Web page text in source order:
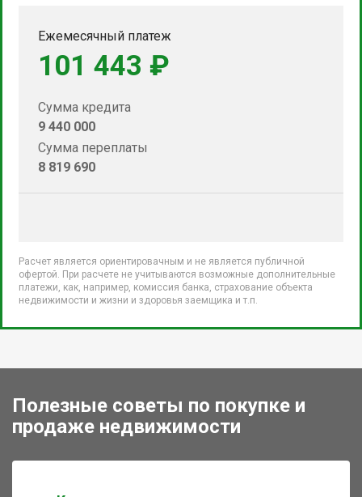
Ежемесячный платеж
101 443 ₽
Сумма кредита
9 440 000
Сумма переплаты
8 819 690
Расчет является ориентировачным и не является публичной
офертой. При расчете не учитываются возможные дополнительные
платежи, как, например, комиссия банка, страхование объекта
недвижимости и жизни и здоровья заемщика и т.п.
Полезные советы по покупке и
продаже недвижимости